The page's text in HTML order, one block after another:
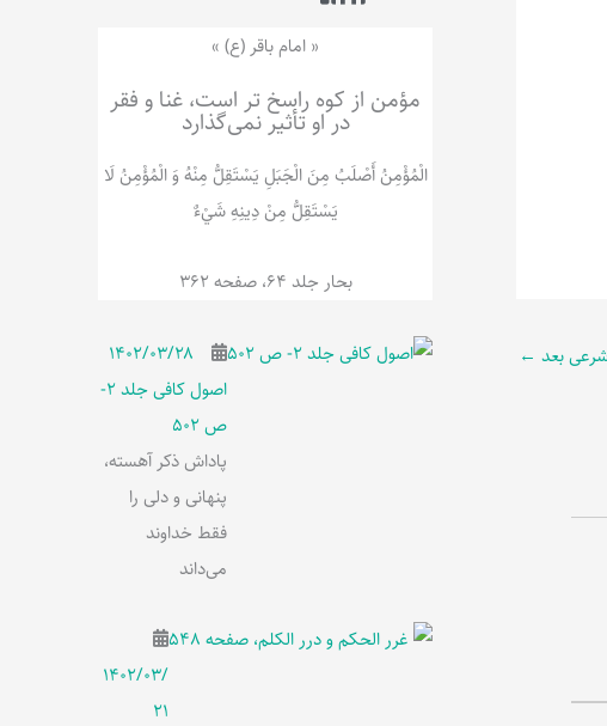
ه
بعد ←
« امام باقر (ع) »
مؤمن از کوه راسخ تر است، غنا و فقر
در او تأثیر نمی‌گذارد
الْمُؤْمِنُ‌ أَصْلَبُ‌ مِنَ‌ الْجَبَلِ‌ یَسْتَقِلُّ مِنْهُ وَ الْمُؤْمِنُ لَا
يَسْتَقِلُّ مِنْ دِينِهِ شَيْ‌ءٌ
بحار جلد 64، صفحه 362
۱۴۰۲/۰۳/۲۸
اصول کافی جلد 2-
ص 502
پاداش ذکر آهسته،
پنهانی و دلی را
فقط خداوند
می‌داند
۱۴۰۲/۰۳/
۲۱